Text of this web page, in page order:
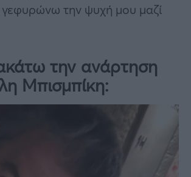
την ψυχή μου μαζί
την ανάρτηση
Μπισμπίκη: